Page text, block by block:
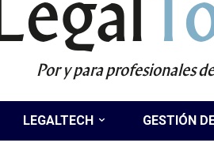
Por y para profesionales
LEGALTECH GESTIÓN